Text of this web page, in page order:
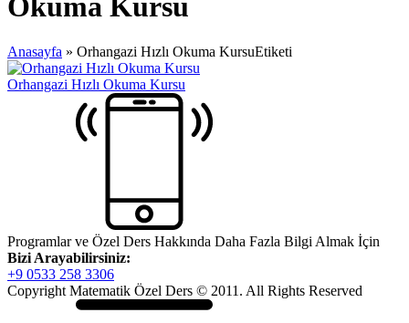
Okuma Kursu
Anasayfa » Orhangazi Hızlı Okuma KursuEtiketi
Orhangazi Hızlı Okuma Kursu
Programlar ve Özel Ders Hakkında Daha Fazla Bilgi Almak İçin
Bizi Arayabilirsiniz:
+9 0533 258 3306
Copyright Matematik Özel Ders © 2011. All Rights Reserved